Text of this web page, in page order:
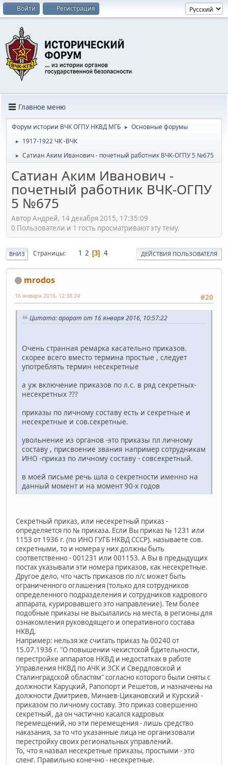
Войти Регистрация
Главное меню
Форум истории ВЧК ОГПУ НКВД МГБ ► Основные форумы
► 1917-1922 ЧК -ВЧК
► Сатиан Аким Иванович - почетный работник ВЧК-ОГПУ 5 №675
Сатиан Аким Иванович -
почетный работник ВЧК-ОГПУ
5 №675
Автор Андрей, 14 декабря 2015, 17:35:09
0 Пользователи и 1 гость просматривают эту тему.
ВНИЗ Страницы 1 2 3 4 ДЕЙСТВИЯ ПОЛЬЗОВАТЕЛЯ
mrodos
#20
16 января 2016, 12:38:24
Цитата: арарат от 16 января 2016, 10:57:22
Очень странная ремарка касательно приказов.
скорее всего вместо термина простые , следует
употреблять термин несекретные
а уж включение приказов по л.с. в ряд секретных-
несекретных ???
приказы по личному составу есть и секретные и
несекретные и сов.секретные.
увольнение из органов -это приказы пл личному
составу , присвоение звания например сотрудникам
ИНО -приказ по личному составу - совсекретный.
в моей письме речь шла о секретности именно на
данный момент и на момент 90-х годов
Секретный приказ, или несекретный приказ -
определяется по № приказа. Если Вы приказ № 1231 или
1153 от 1936 г. (по ИНО ГУГБ НКВД СССР). называете сов.
секретными, то и номера у них должны быть
соответственно - 001231 или 001153. А Вы в предыдущих
постах указывали эти номера приказов, как несекретные.
Другое дело, что часть приказов по л/с может быть
ограниченного оглашения (только для сотрудников
определенного подразделения и сотрудников кадрового
аппарата, курировавшего это направление). Тем более
подобные приказы не высылались на места, в регионы для
ознакомления руководящего и оперативного состава
НКВД.
Например: нельзя же считать приказ № 00240 от
15.07.1936 г. "О повышении чекистской бдительности,
перестройке аппаратов НКВД и недостатках в работе
Управления НКВД по АЧК и ЗСК и Свердловской и
Сталинградской областям" согласно которого были сняты с
должности Каруцкий, Рапопорт и Решетов, и назначены на
должности Дмитриев, Минаев-Цикановский и Курский -
приказом по личному составу. Это приказ совершенно
секретный, да он частично касался кадровых
перемещений, но эти перемещения - лишь средство
наказания, за то что указанные лица не организовали
перестройку своих региональных управлений.
То, что я назвал несекретные приказы, простыми - это
сленг. Правильно конечно - несекретные.